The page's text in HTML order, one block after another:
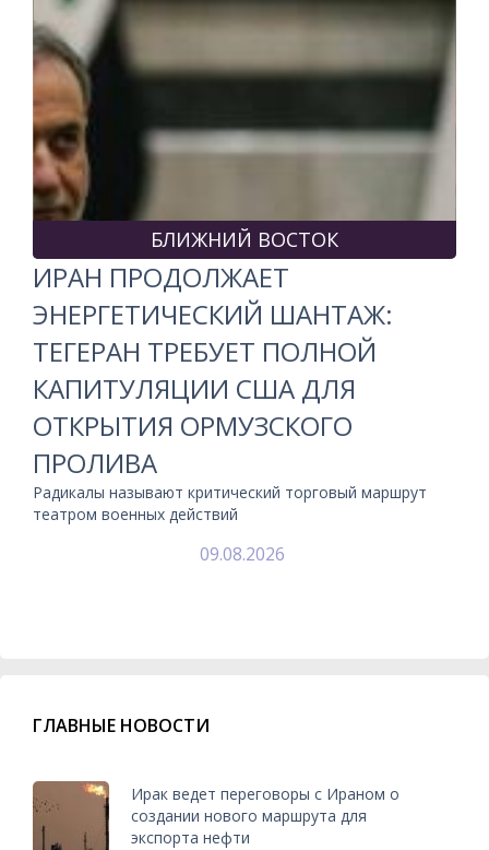
БЛИЖНИЙ ВОСТОК
ИРАН ПРОДОЛЖАЕТ
ЭНЕРГЕТИЧЕСКИЙ ШАНТАЖ:
ТЕГЕРАН ТРЕБУЕТ ПОЛНОЙ
КАПИТУЛЯЦИИ США ДЛЯ
ОТКРЫТИЯ ОРМУЗСКОГО
ПРОЛИВА
Радикалы называют критический торговый маршрут
театром военных действий
09.08.2026
ГЛАВНЫЕ НОВОСТИ
Ирак ведет переговоры с Ираном о
создании нового маршрута для
экспорта нефти